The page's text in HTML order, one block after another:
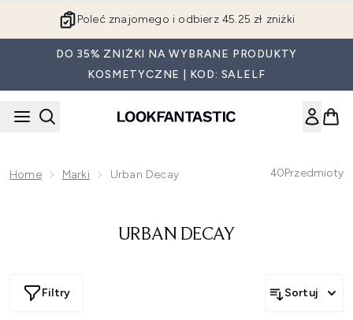
Poleć znajomego i odbierz 45.25 zł zniżki
DO 35% ZNIŻKI NA WYBRANE PRODUKTY
KOSMETYCZNE | KOD: SALELF
Home Marki Urban Decay 40Przedmioty
URBAN DECAY
Filtry Sortuj